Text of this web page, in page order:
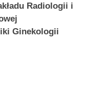
Radiologii i
Ginekologii